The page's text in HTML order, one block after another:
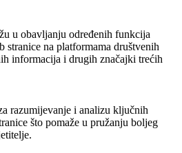
u obavljanju određenih funkcija
stranice na platformama društvenih
informacija i drugih značajki trećih
razumijevanje i analizu ključnih
što pomaže u pružanju boljeg